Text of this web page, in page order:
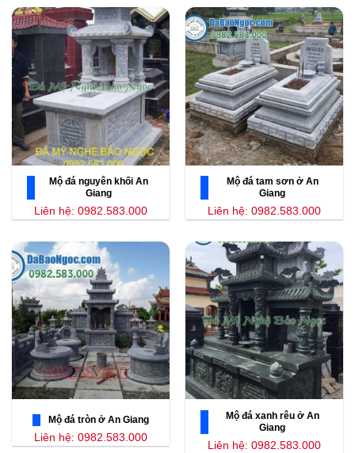
Mộ đá nguyên khối An
Giang
Liên hệ: 0982.583.000
Mộ đá tam sơn ở An
Giang
Liên hệ: 0982.583.000
Mộ đá tròn ở An Giang
Liên hệ: 0982.583.000
Mộ đá xanh rêu ở An
Giang
Liên hệ: 0982.583.000